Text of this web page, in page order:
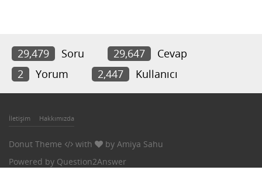
29,479 Soru 29,647
Cevap
2
Yorum 2,447 Kullanıcı
İletişim Hakkımızda
Donut Theme with by Amiya Sahu
Powered by Question2Answer